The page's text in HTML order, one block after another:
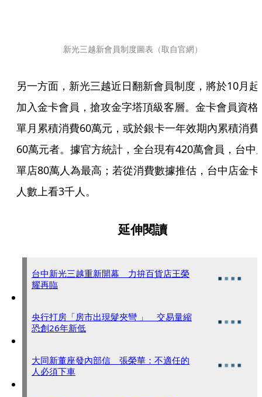
新光三越新會員制度圖表（取自官網）
另一方面，新光三越近日翻新會員制度，將於10月起
加入金卡會員，搶攻金字塔頂級客層。金卡會員資格
單月累積消費60萬元，或於銀卡一年效期內累積消費
60萬元者。據官方統計，全台現有420萬會員，台中
單店80萬人為最高；若從消費數據推估，台中店金卡
人數上看3千人。
延伸閱讀
台中新光三越重新開幕 力拚百貨店王榮
耀再臨
央行打房「房市出現髮夾彎 」 交易量縮
恐創26年新低
大同新董座發內部信 張榮華：不適任的
人必須下車